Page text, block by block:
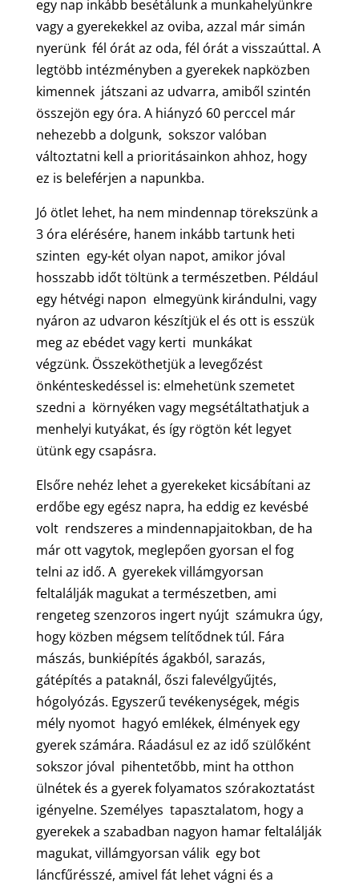
egy nap inkább besétálunk a munkahelyünkre
vagy a gyerekekkel az oviba, azzal már simán
nyerünk fél órát az oda, fél órát a visszaúttal. A
legtöbb intézményben a gyerekek napközben
kimennek játszani az udvarra, amiből szintén
összejön egy óra. A hiányzó 60 perccel már
nehezebb a dolgunk, sokszor valóban
változtatni kell a prioritásainkon ahhoz, hogy
ez is beleférjen a napunkba.
Jó ötlet lehet, ha nem mindennap törekszünk a
3 óra elérésére, hanem inkább tartunk heti
szinten egy-két olyan napot, amikor jóval
hosszabb időt töltünk a természetben. Például
egy hétvégi napon elmegyünk kirándulni, vagy
nyáron az udvaron készítjük el és ott is esszük
meg az ebédet vagy kerti munkákat
végzünk. Összeköthetjük a levegőzést
önkénteskedéssel is: elmehetünk szemetet
szedni a környéken vagy megsétáltathatjuk a
menhelyi kutyákat, és így rögtön két legyet
ütünk egy csapásra.
Elsőre nehéz lehet a gyerekeket kicsábítani az
erdőbe egy egész napra, ha eddig ez kevésbé
volt rendszeres a mindennapjaitokban, de ha
már ott vagytok, meglepően gyorsan el fog
telni az idő. A gyerekek villámgyorsan
feltalálják magukat a természetben, ami
rengeteg szenzoros ingert nyújt számukra úgy,
hogy közben mégsem telítődnek túl. Fára
mászás, bunkiépítés ágakból, sarazás,
gátépítés a pataknál, őszi falevélgyűjtés,
hógolyózás. Egyszerű tevékenységek, mégis
mély nyomot hagyó emlékek, élmények egy
gyerek számára. Ráadásul ez az idő szülőként
sokszor jóval pihentetőbb, mint ha otthon
ülnétek és a gyerek folyamatos szórakoztatást
igényelne. Személyes tapasztalatom, hogy a
gyerekek a szabadban nagyon hamar feltalálják
magukat, villámgyorsan válik egy bot
láncfűrésszé, amivel fát lehet vágni és a